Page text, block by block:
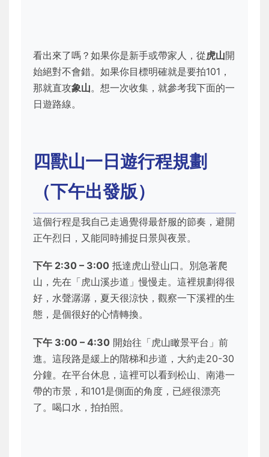
看出來了嗎？如果你是新手或帶家人，從虎山開
始絕對不會錯。如果你目標明確就是要拍101，
那就直攻象山。想一次收集，就參考我下面的一
日遊路線。
四獸山一日遊行程規劃
（下午出發版）
這個行程是我自己走過覺得最舒服的節奏，避開
正午烈日，又能同時捕捉日景與夜景。
下午 2:30 – 3:00 抵達虎山登山口。別急著爬
山，先在「虎山溪步道」慢慢走。這裡規劃得很
好，水聲潺潺，夏天很涼快，觀察一下溪裡的生
態，是個很好的心情轉換。
下午 3:00 – 4:30 開始往「虎山瞰景平台」前
進。這段路是緩上的階梯和步道，大約走20-30
分鐘。在平台休息，這裡可以看到松山、南港一
帶的市景，和101是側面的角度，已經很漂亮
了。喝口水，拍拍照。